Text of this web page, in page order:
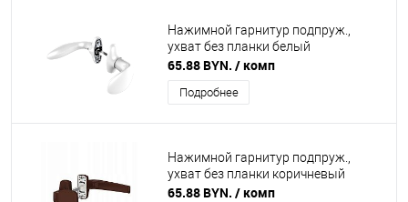
Нажимной гарнитур подпруж.,
ухват без планки белый
65.88 BYN. / комп
Подробнее
Нажимной гарнитур подпруж.,
ухват без планки коричневый
65.88 BYN. / комп